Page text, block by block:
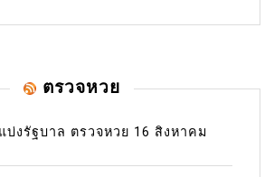
ตรวจหวย
บ่งรัฐบาล ตรวจหวย 16 สิงหาคม